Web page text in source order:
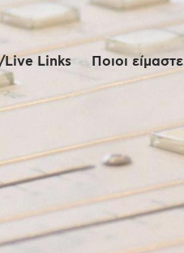
Live Links Ποιοι είμαστε